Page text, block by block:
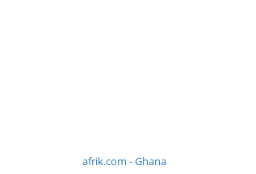
afrik.com - Ghana